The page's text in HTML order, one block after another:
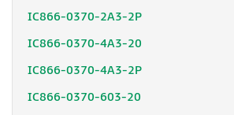
IC866-0370-2A3-2P
IC866-0370-4A3-20
IC866-0370-4A3-2P
IC866-0370-603-20